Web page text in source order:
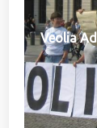
Veolia